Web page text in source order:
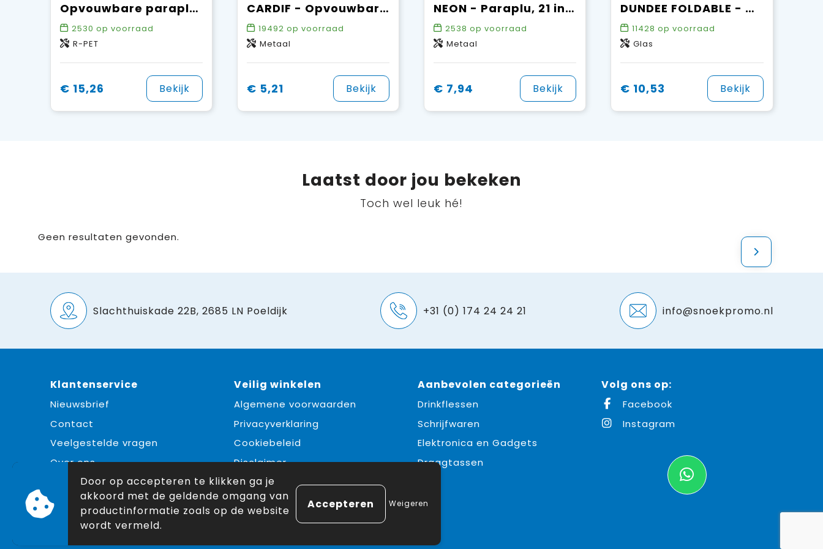
Opvouwbare paraplu 21” R-PET auto open
2530 op voorraad
R-PET
€ 15,26 Bekijk
CARDIF - Opvouwbare paraplu
19492 op voorraad
Metaal
€ 5,21 Bekijk
NEON - Paraplu, 21 inch
2538 op voorraad
Metaal
€ 7,94 Bekijk
DUNDEE FOLDABLE - Opvouwbare reversible paraplu
11428 op voorraad
Glas
€ 10,53 Bekijk
Laatst door jou bekeken
Toch wel leuk hé!
Geen resultaten gevonden.
Slachthuiskade 22B, 2685 LN Poeldijk +31 (0) 174 24 24 21 info@snoekpromo.nl
Klantenservice
Nieuwsbrief
Contact
Veelgestelde vragen
Over ons
Veilig winkelen
Algemene voorwaarden
Privacyverklaring
Cookiebeleid
Disclaimer
Aanbevolen categorieën
Drinkflessen
Schrijfwaren
Elektronica en Gadgets
Draagtassen
Volg ons op:
Facebook
Instagram
© Copyright Snoekpromo 2026
Door op accepteren te klikken ga je
akkoord met de geldende omgang van
productinformatie zoals op de website
wordt vermeld.
Weigeren